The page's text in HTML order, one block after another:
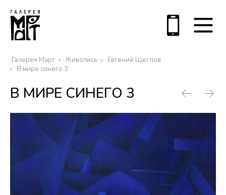
Галерея Март Живопись
Евгений Щеглов
В мире синего 3
В МИРЕ СИНЕГО 3